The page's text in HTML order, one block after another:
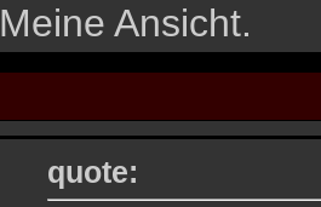
Meine Ansicht.
quote: